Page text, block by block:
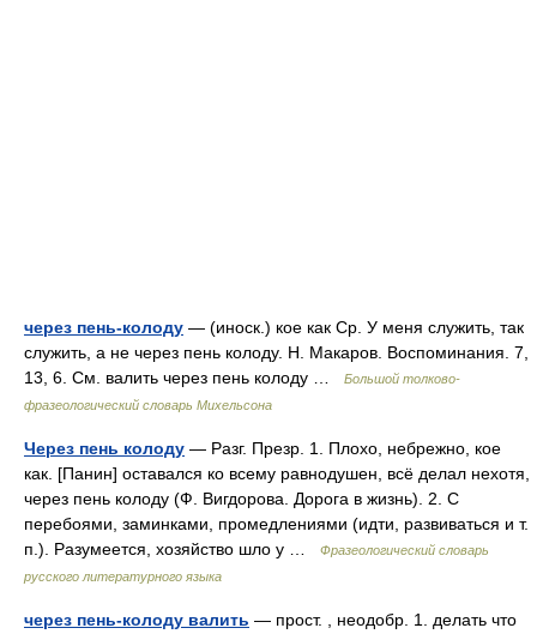
через пень-колоду — (иноск.) кое как Ср. У меня служить, так
служить, а не через пень колоду. Н. Макаров. Воспоминания. 7,
13, 6. См. валить через пень колоду …
Большой толково-
фразеологический словарь Михельсона
Через пень колоду — Разг. Презр. 1. Плохо, небрежно, кое
как. [Панин] оставался ко всему равнодушен, всё делал нехотя,
через пень колоду (Ф. Вигдорова. Дорога в жизнь). 2. С
перебоями, заминками, промедлениями (идти, развиваться и т.
п.). Разумеется, хозяйство шло у …
Фразеологический словарь
русского литературного языка
через пень-колоду валить — прост. , неодобр. 1. делать что